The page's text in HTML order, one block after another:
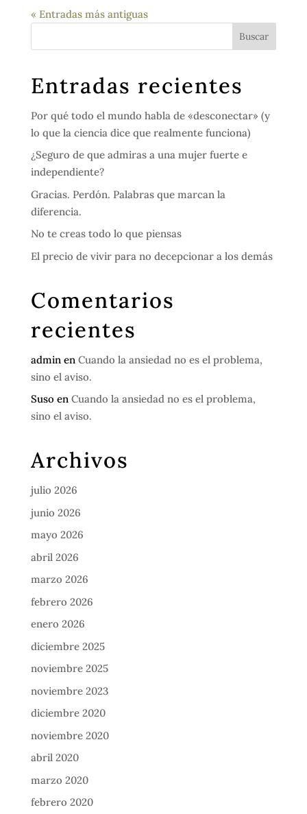
« Entradas más antiguas
Entradas recientes
Por qué todo el mundo habla de «desconectar» (y
lo que la ciencia dice que realmente funciona)
¿Seguro de que admiras a una mujer fuerte e
independiente?
Gracias. Perdón. Palabras que marcan la
diferencia.
No te creas todo lo que piensas
El precio de vivir para no decepcionar a los demás
Comentarios
recientes
adminen Cuando la ansiedad no es el problema,
sino el aviso.
Suso en Cuando la ansiedad no es el problema,
sino el aviso.
Archivos
julio 2026
junio 2026
mayo 2026
abril 2026
marzo 2026
febrero 2026
enero 2026
diciembre 2025
noviembre 2025
noviembre 2023
diciembre 2020
noviembre 2020
abril 2020
marzo 2020
febrero 2020